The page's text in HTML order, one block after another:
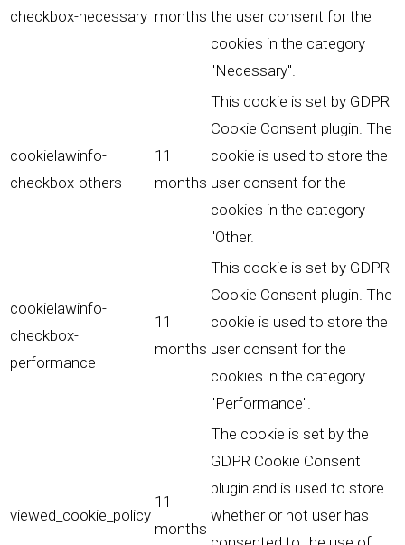
checkbox-necessary months the user consent for the
cookies in the category
"Necessary".
cookielawinfo-
checkbox-others
11
months
This cookie is set by GDPR
Cookie Consent plugin. The
cookie is used to store the
user consent for the
cookies in the category
"Other.
cookielawinfo-
checkbox-
performance
11
months
This cookie is set by GDPR
Cookie Consent plugin. The
cookie is used to store the
user consent for the
cookies in the category
"Performance".
viewed_cookie_policy
11
months
The cookie is set by the
GDPR Cookie Consent
plugin and is used to store
whether or not user has